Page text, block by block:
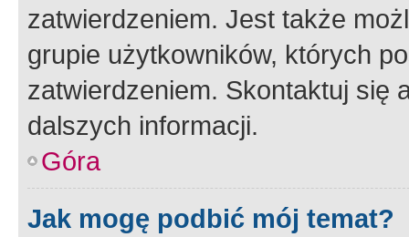
zatwierdzeniem. Jest także
grupie użytkowników, których
zatwierdzeniem. Skontaktuj się
dalszych informacji.
Góra
Jak mogę podbić mój temat?